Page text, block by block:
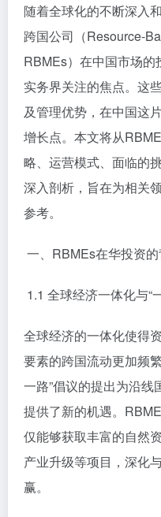
随着全球化的不断深入
跨国公司（Resource-
RBMEs）在中国市场
实务界关注的焦点。这
及管理优势，在中国这
增长点。本文将从
略、运营模式、面临的
深入剖析，旨在为相关
参考。
一、RBMEs在华投资
1.1 全球经济一体化与“
全球经济的一体化使得
要素的跨国流动更加频
一路”倡议的提出为沿
提供了新的机遇。
仅能够获取丰富的自然
产业升级等项目，深化
赢。